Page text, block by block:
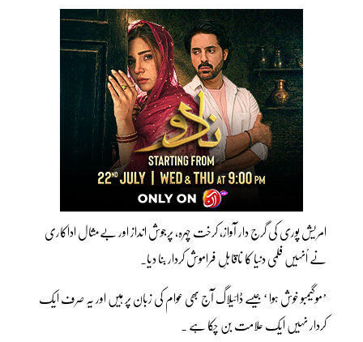
امریش پوری کی گرج دار آواز، کرخت چہرہ، پرجوش انداز اور بےمثال اداکاری
نے اُنہیں فلمی دنیا کا ناقابلِ فراموش کردار بنا دیا۔
’موگیمبو خوش ہوا ‘ جیسے ڈائیلاگ آج بھی عوام کی زبان پر ہیں اور یہ صرف ایک
کردار نہیں ایک علامت بن چکا ہے ۔